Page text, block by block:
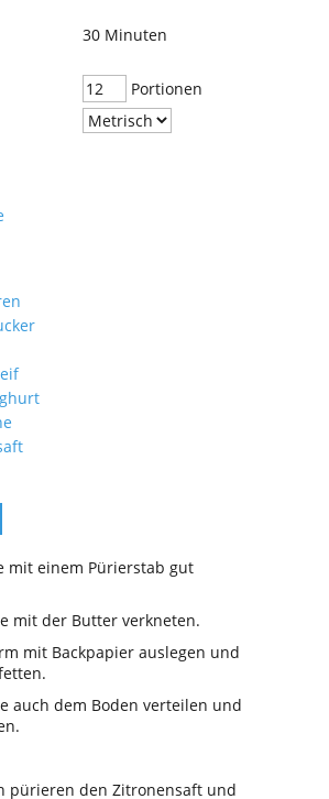
30 Minuten
Portionen
mit einem Pürierstab gut
mit der Butter verkneten.
mit Backpapier auslegen und
auch dem Boden verteilen und
pürieren den Zitronensaft und